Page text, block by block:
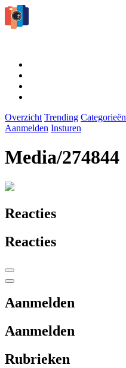
Overzicht Trending Categorieën
Aanmelden Insturen
Media/274844
Reacties
Reacties
Aanmelden
Aanmelden
Rubrieken